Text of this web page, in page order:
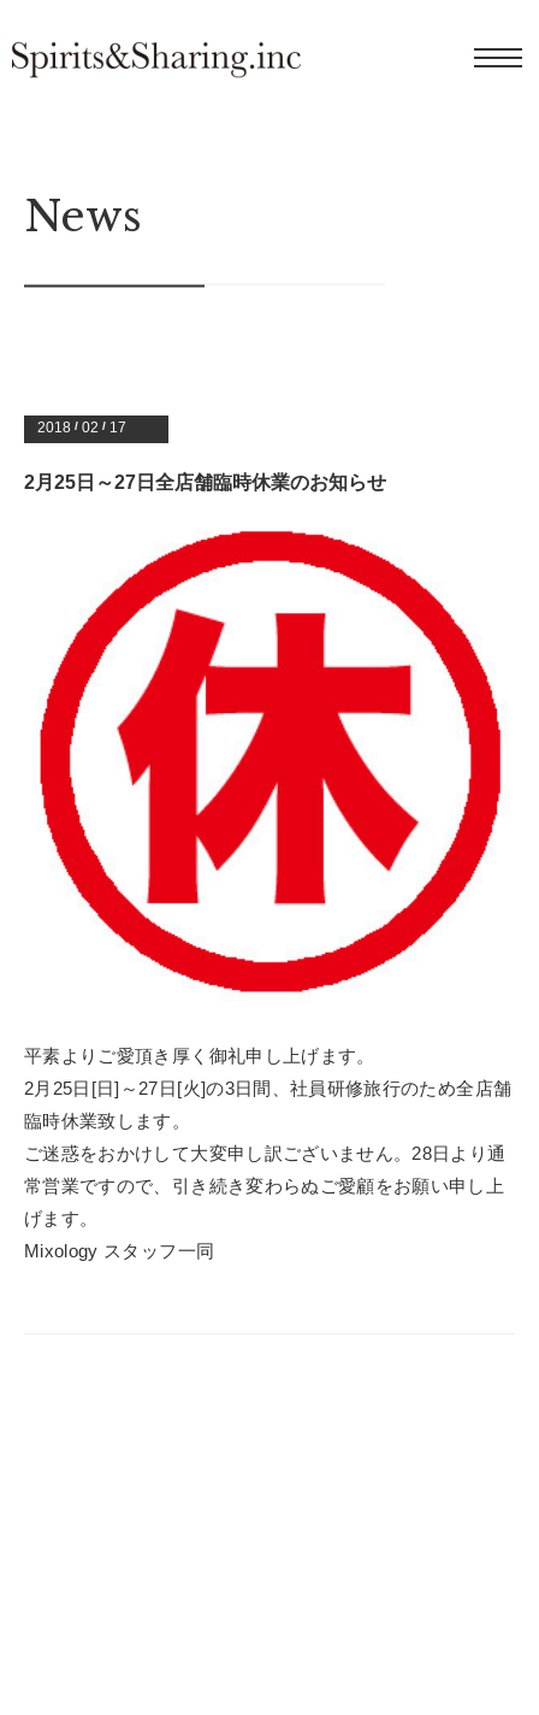
2018 / 02 / 17
2月25日～27日全店舗臨時休業のお知らせ
平素よりご愛頂き厚く御礼申し上げます。
2月25日[日]～27日[火]の3日間、社員研修旅行のため全店舗
臨時休業致します。
ご迷惑をおかけして大変申し訳ございません。28日より通
常営業ですので、引き続き変わらぬご愛顧をお願い申し上
げます。
Mixology スタッフ一同
News